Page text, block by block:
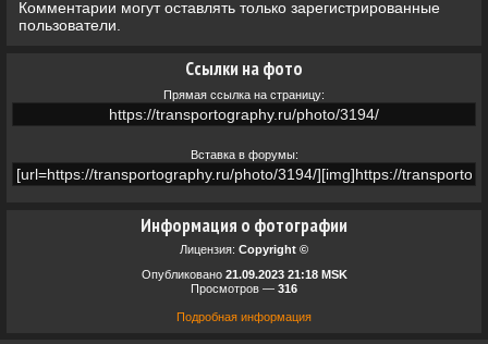
Информация о фотографии
Лицензия: Copyright ©
Опубликовано 21.09.2023 21:18 MSK
Просмотров — 316
Подробная информация
Ссылки на фото
Прямая ссылка на страницу:
Вставка в форумы:
Комментарии могут оставлять только зарегистрированные
пользователи.